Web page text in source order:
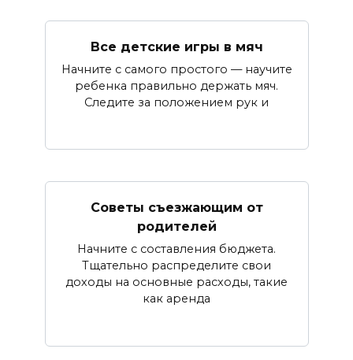
Все детские игры в мяч
Начните с самого простого — научите
ребенка правильно держать мяч.
Следите за положением рук и
Советы съезжающим от
родителей
Начните с составления бюджета.
Тщательно распределите свои
доходы на основные расходы, такие
как аренда